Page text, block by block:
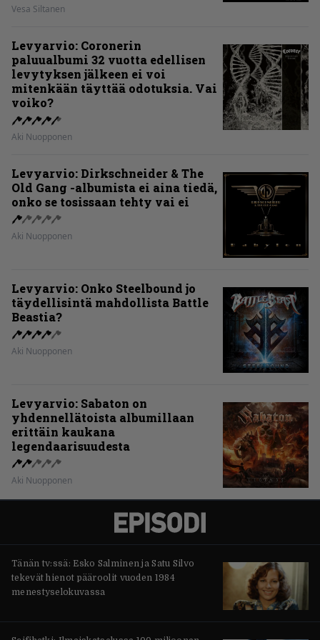
Vesa Siltanen
Levyarvio: Coronerin
paluualbumi 32 vuotta edellisen
levytyksen jälkeen ei voi
mitenkään täyttää odotuksia. Vai
voiko?
Aki Nuopponen
Levyarvio: Dirkschneider & The
Old Gang -albumista ei aina tiedä,
onko se tosissaan tehty vai ei
Aki Nuopponen
Levyarvio: Onko Steelbound jo
täydellisintä mahdollista Battle
Beastia?
Aki Nuopponen
Levyarvio: Sabaton on
yhdennellätoista albumillaan
erittäin kaukana
legendaarisuudesta
Aki Nuopponen
Tänän tv:ssä: Esko Salminen ja Satu Silvo
tekevät hienot pääroolit vuoden 1984
menestyselokuvassa